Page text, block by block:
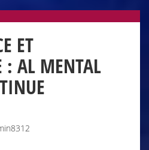
ET
: AL MENTAL